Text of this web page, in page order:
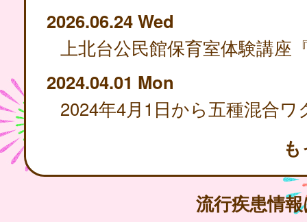
2026.06.24 Wed
2024.04.01 Mon
流行疾患情